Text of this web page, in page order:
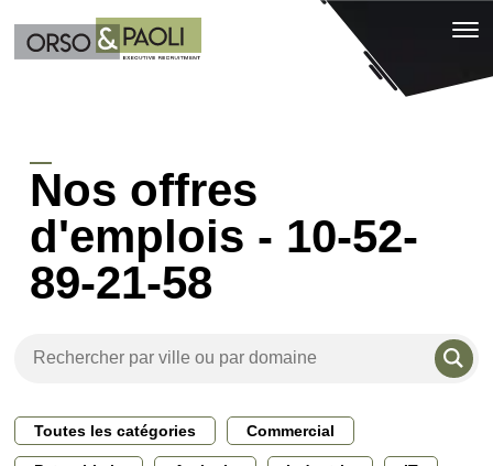
Nos offres
d'emplois - 10-52-
89-21-58
Toutes les catégories Commercial